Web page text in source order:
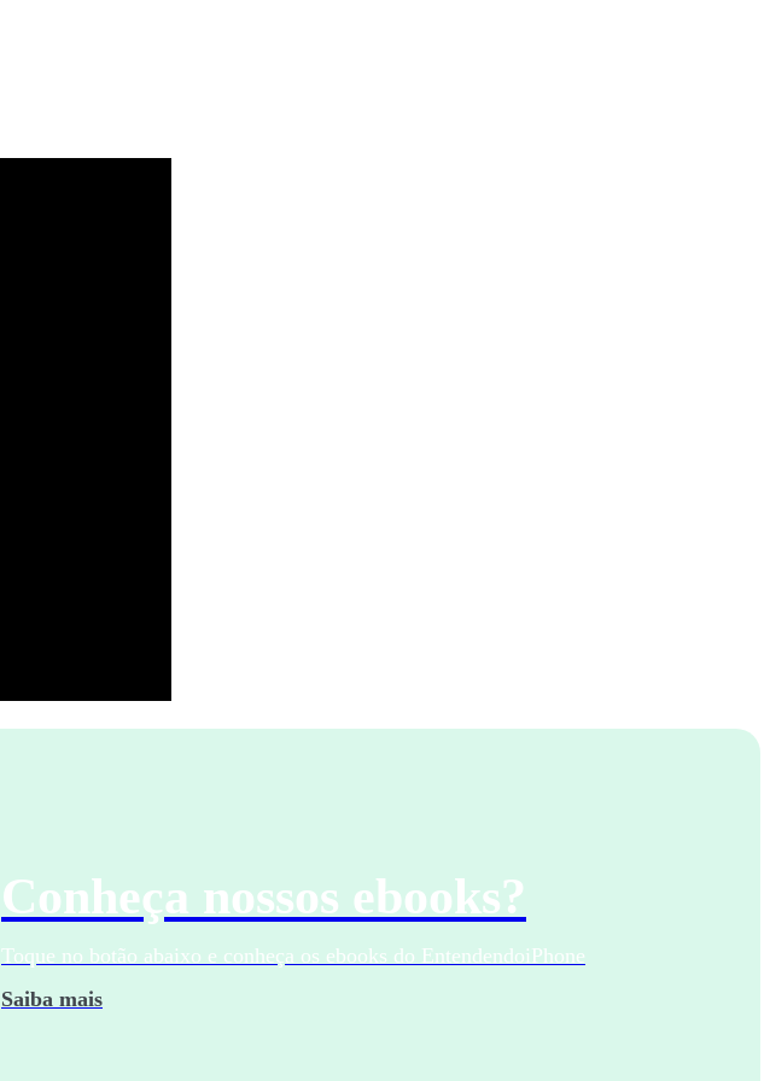
Conheça nossos ebooks?
Toque no botão abaixo e conheça os ebooks do EntendendoiPhone
Saiba mais